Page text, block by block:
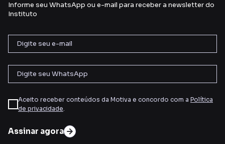
Informe seu WhatsApp ou e-mail para receber a newsletter do
Instituto
Aceito receber conteúdos da Motiva e concordo com a Política
de privacidade.
Assinar agora